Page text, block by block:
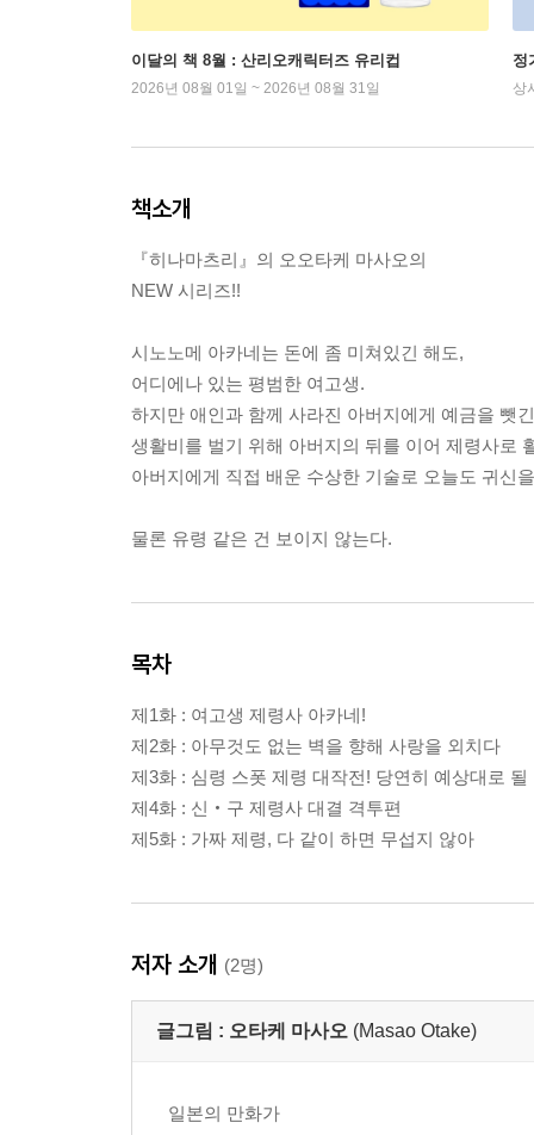
이달의 책 8월 : 산리오캐릭터즈 유리컵
2026년 08월 01일 ~ 2026년 08월 31일
정
상
책소개
『히나마츠리』의 오오타케 마사오의
NEW 시리즈!!
시노노메 아카네는 돈에 좀 미쳐있긴 해도,
어디에나 있는 평범한 여고생.
하지만 애인과 함께 사라진 아버지에게 예금을 뺏
생활비를 벌기 위해 아버지의 뒤를 이어 제령사로
아버지에게 직접 배운 수상한 기술로 오늘도 귀신
물론 유령 같은 건 보이지 않는다.
목차
제1화 : 여고생 제령사 아카네!
제2화 : 아무것도 없는 벽을 향해 사랑을 외치다
제3화 : 심령 스폿 제령 대작전! 당연히 예상대로 될
제4화 : 신‧구 제령사 대결 격투편
제5화 : 가짜 제령, 다 같이 하면 무섭지 않아
저자 소개 (2명)
글그림 : 오타케 마사오 (Masao Otake)
일본의 만화가